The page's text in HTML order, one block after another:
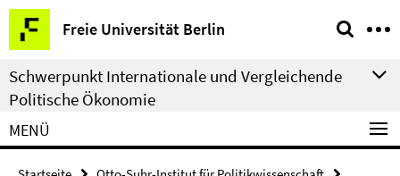
Springe
direkt
zu
Inhalt
Freie Universität Berlin
Service-
Navigation
Schwerpunkt Internationale und Vergleichende
Politische Ökonomie
MENÜ